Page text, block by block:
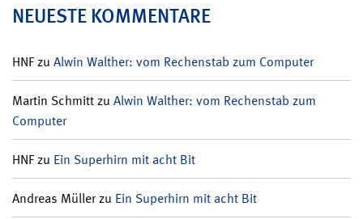
NEUESTE KOMMENTARE
HNFzu Alwin Walther: vom Rechenstab zum Computer
Martin Schmittzu Alwin Walther: vom Rechenstab zum
Computer
HNFzu Ein Superhirn mit acht Bit
Andreas Müllerzu Ein Superhirn mit acht Bit